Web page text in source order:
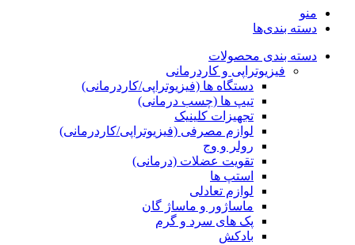
منو
دسته بندی‌ها
دسته بندی محصولات
فیزیوتراپی و کاردرمانی
دستگاه ها (فیزیوتراپی/کاردرمانی)
تیپ ها (چسب درمانی)
تجهیزات کلینیک
لوازم مصرفی (فیزیوتراپی/کاردرمانی)
رولر و وج
تقویت عضلات (درمانی)
استپ ها
لوازم تعادلی
ماساژور و ماساژ گان
پک های سرد و گرم
بادکش